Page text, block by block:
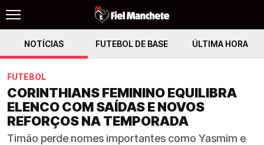
NOTÍCIAS FUTEBOL DE BASE ÚLTIMA HORA
FUTEBOL
CORINTHIANS FEMININO EQUILIBRA
ELENCO COM SAÍDAS E NOVOS
REFORÇOS NA TEMPORADA
Timão perde nomes importantes como Yasmim e